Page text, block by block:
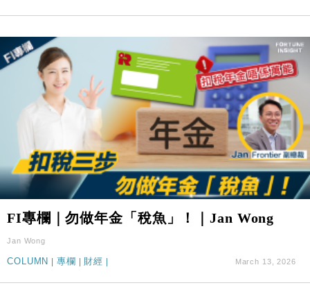
FI專欄｜勿做年金「稅魚」！｜Jan Wong
Jan Wong
COLUMN 專欄 財經 March 13, 2026